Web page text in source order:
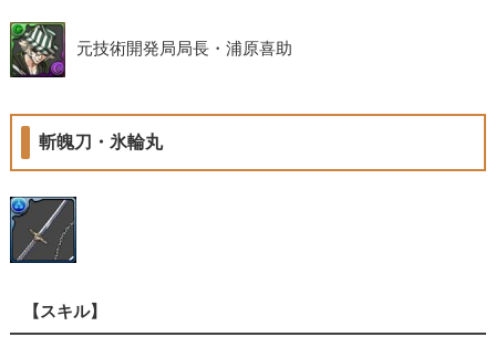
元技術開発局局長・浦原喜助
斬魄刀・氷輪丸
【スキル】